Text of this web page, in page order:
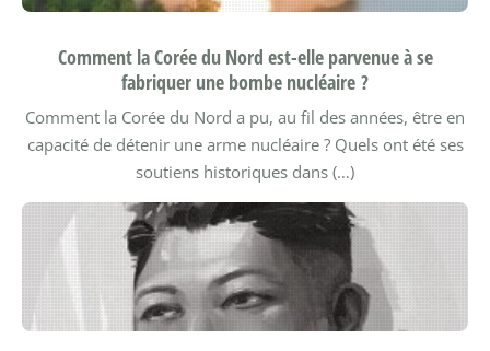
Comment la Corée du Nord est-elle parvenue à se
fabriquer une bombe nucléaire ?
Comment la Corée du Nord a pu, au fil des années, être en
capacité de détenir une arme nucléaire ? Quels ont été ses
soutiens historiques dans (…)